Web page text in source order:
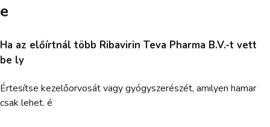
e
Ha az előírtnál több Ribavirin Teva Pharma B.V.-t vett
be ly
Értesítse kezelőorvosát vagy gyógyszerészét, amilyen hamar
csak lehet. é